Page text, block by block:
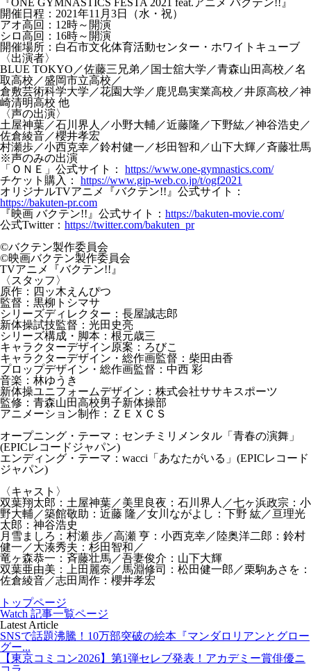
『ONE GYMNASTICS FESTA 2021 feat.アニメ バクテン!!』
開催日程：2021年11月3日（水・祝）
アオ高回：12時～開演
シロ高回：16時～開演
開催場所：白石市文化体育活動センター・ホワイトキューブ
〈出演者〉
BLUE TOKYO／佐藤三兄弟／国士舘大学／青森山田高校／名
取高校／盛岡市立高校／
倉敷芸術科学大学／花園大学／鹿児島実業高校／井原高校／神
崎清明高校 他
〈声の出演〉
土屋神葉／石川界人／小野大輔／近藤隆／下野紘／神谷浩史／
佐倉綾音／櫻井孝宏
村瀬歩／小西克幸／鈴村健一／杉田智和／山下大輝／斉藤壮馬
※声のみの出演
「ＯＮＥ」公式サイト： https://www.one-gymnastics.com/
チケット購入： https://www.gip-web.co.jp/t/ogf2021
オリジナルTVアニメ『バクテン!!』公式サイト：
https://bakuten-pr.com
『映画 バクテン!!』公式サイト： https://bakuten-movie.com/
公式Twitter： https://twitter.com/bakuten_pr
©バクテン製作委員会
©映画バクテン製作委員会
TVアニメ『バクテン!!』
〈スタッフ〉
原作：四ッ木えんぴつ
監督：黒柳トシマサ
シリーズディレクター：長屋誠志郎
新体操試技監督：光田史亮
シリーズ構成・脚本：根元歳三
キャラクターデザイン原案：ろびこ
キャラクターデザイン・総作画監督：柴田由香
プロップデザイン・総作画監督：中西 彩
音楽：林ゆうき
新体操ユニフォームデザイン：株式会社ササキスポーツ
監修：青森山田高校男子新体操部
アニメーション制作：ＺＥＸＣＳ
オープニング・テーマ：センチミリメンタル「青春の演舞」
(EPICレコードジャパン)
エンディング・テーマ：wacci「あなたがいる」(EPICレコード
ジャパン)
〈キャスト〉
双葉翔太郎：土屋神葉／美里良夜：石川界人／七ヶ浜政宗：小
野大輔／築館敬助：近藤 隆／女川ながよし：下野 紘／亘理光
太郎：神谷浩史
月雪ましろ：村瀬 歩／高瀬 亨：小西克幸／陸奥洋二郎：鈴村
健一／大湊秀夫：杉田智和／
竜ヶ森恭一：斉藤壮馬／吾妻俊介：山下大輝
双葉亜由美：上田麗奈／馬淵修司：松田健一郎／栗駒あさを：
佐倉綾音／志田周作：櫻井孝宏
トップページ
Watch 記事一覧ページ
Latest Article
SNSで話題沸騰！10万部突破の絵本『マンダロリアンとグロー
グー...
【東京コミコン2026】第1弾セレブ発表！アカデミー賞俳優ニ